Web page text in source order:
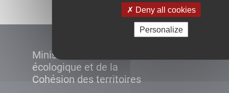
Deny all cookies
Personalize
Ministère de la Transition
écologique et de la
Cohésion des territoires